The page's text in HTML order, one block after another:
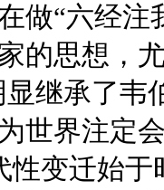
做“六经
的思想，
显继承了
世界注定
变迁始于